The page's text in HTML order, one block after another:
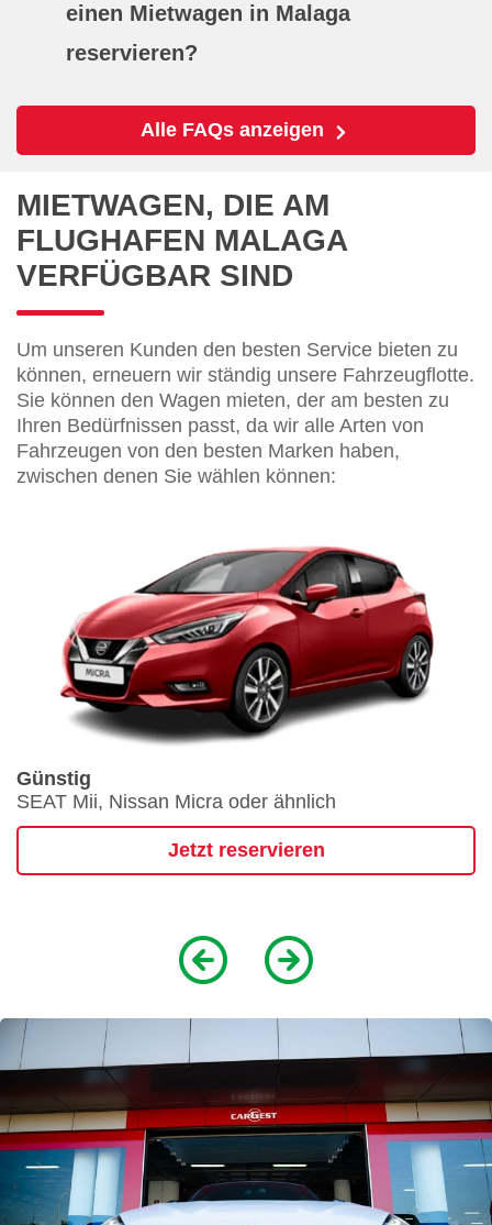
einen Mietwagen in Malaga
reservieren?
Alle FAQs anzeigen
MIETWAGEN, DIE AM
FLUGHAFEN MALAGA
VERFÜGBAR SIND
Um unseren Kunden den besten Service bieten zu
können, erneuern wir ständig unsere Fahrzeugflotte.
Sie können den Wagen mieten, der am besten zu
Ihren Bedürfnissen passt, da wir alle Arten von
Fahrzeugen von den besten Marken haben,
zwischen denen Sie wählen können:
Günstig
SEAT Mii, Nissan Micra oder ähnlich
Jetzt reservieren